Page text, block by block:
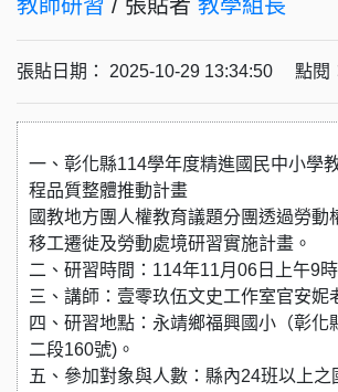
教師研習 / 張貼者 教學組長
張貼日期： 2025-10-29 13:34:50 點閱
一、彰化縣114學年度精進國民中小學
程品質整體推動計畫
國教地方團人權教育議題分團透過勞動
移工遷徙及勞動處境研習實施計畫。
二、研習時間：114年11月06日上午9
三、講師：壹零玖伍文史工作室官安妮
四、研習地點：永靖鄉福興國小（彰化
二段160號)。
五、參加對象與人數：縣內24班以上之